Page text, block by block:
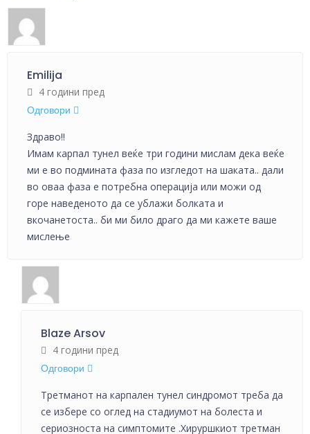
Emilija
4 години пред
Одговори
Здраво!!
Имам карпал тунел веќе три години мислам дека веќе
ми е во подмината фаза по изгледот на шаката.. дали
во оваа фаза е потребна операција или можи од
горе наведеното да се ублажи болката и
вкочанетоста.. би ми било драго да ми кажете ваше
мислење
Blaze Arsov
4 години пред
Одговори
Третманот на карпален тунел синдромот треба да
се избере со оглед на стадиумот на болеста и
сериозноста на симптомите .Хируршкиот третман